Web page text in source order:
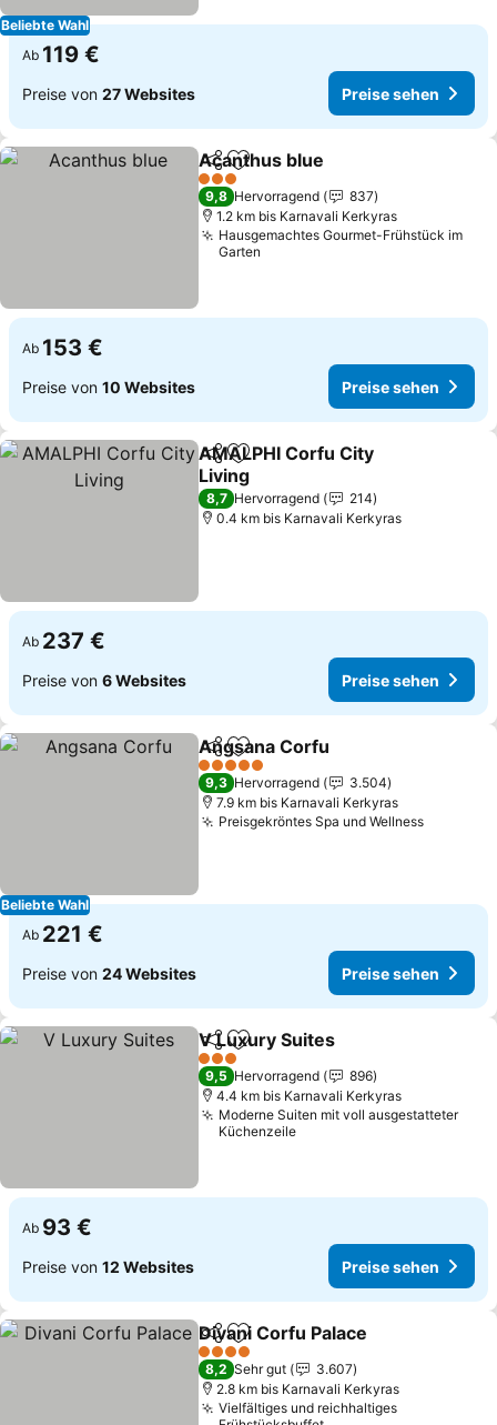
Beliebte Wahl
Ab 119 €
Preise von 27 Websites Preise sehen
TeilenZu Favoriten hinzufügen
Acanthus blue
3 Sterne
9,8 Hervorragend
837
1.2 km bis Karnavali Kerkyras
Hausgemachtes Gourmet-Frühstück im
Garten
Ab 153 €
Preise von 10 Websites Preise sehen
TeilenZu Favoriten hinzufügen
AMALPHI Corfu City
Living
8,7 Hervorragend
214
0.4 km bis Karnavali Kerkyras
Ab 237 €
Preise von 6 Websites Preise sehen
Beliebte Wahl
TeilenZu Favoriten hinzufügen
Angsana Corfu
5 Sterne
9,3 Hervorragend
3.504
7.9 km bis Karnavali Kerkyras
Preisgekröntes Spa und Wellness
Ab 221 €
Preise von 24 Websites Preise sehen
TeilenZu Favoriten hinzufügen
V Luxury Suites
3 Sterne
9,5 Hervorragend
896
4.4 km bis Karnavali Kerkyras
Moderne Suiten mit voll ausgestatteter
Küchenzeile
Ab 93 €
Preise von 12 Websites Preise sehen
TeilenZu Favoriten hinzufügen
Divani Corfu Palace
4 Sterne
8,2 Sehr gut
3.607
2.8 km bis Karnavali Kerkyras
Vielfältiges und reichhaltiges